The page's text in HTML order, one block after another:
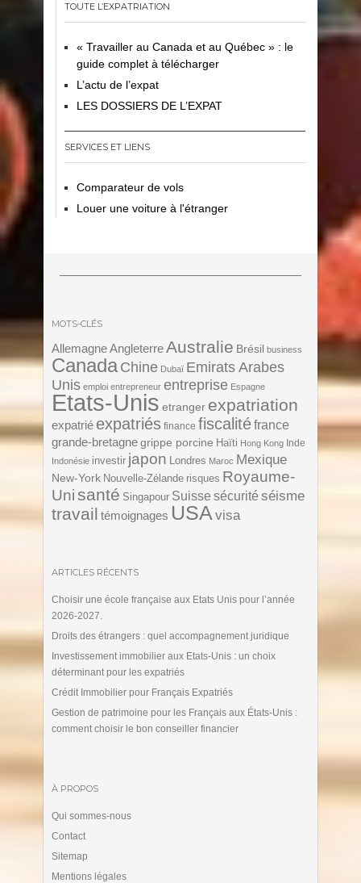
TOUTE L’EXPATRIATION
« Travailler au Canada et au Québec » : le
guide complet à télécharger
L’actu de l’expat
LES DOSSIERS DE L’EXPAT
SERVICES ET LIENS
Comparateur de vols
Louer une voiture à l'étranger
MOTS-CLÉS
Allemagne AngleterreAustralie Brésil business
Canada Chine Dubaï Emirats Arabes
Unis emploi entrepreneur entreprise Espagne
Etats-Unis etranger expatriation
expatrié expatriés finance fiscalitéfrance
grande-bretagne grippe porcine Haïti Hong Kong Inde
Indonésie investir japon Londres Maroc Mexique
New-York Nouvelle-Zélande risques Royaume-
Unisanté Singapour Suisse sécurité séisme
travail témoignages USA visa
ARTICLES RÉCENTS
Choisir une école française aux Etats Unis pour l’année
2026-2027.
Droits des étrangers : quel accompagnement juridique
Investissement immobilier aux Etats-Unis : un choix
déterminant pour les expatriés
Crédit Immobilier pour Français Expatriés
Gestion de patrimoine pour les Français aux États-Unis :
comment choisir le bon conseiller financier
À PROPOS
Qui sommes-nous
Contact
Sitemap
Mentions légales